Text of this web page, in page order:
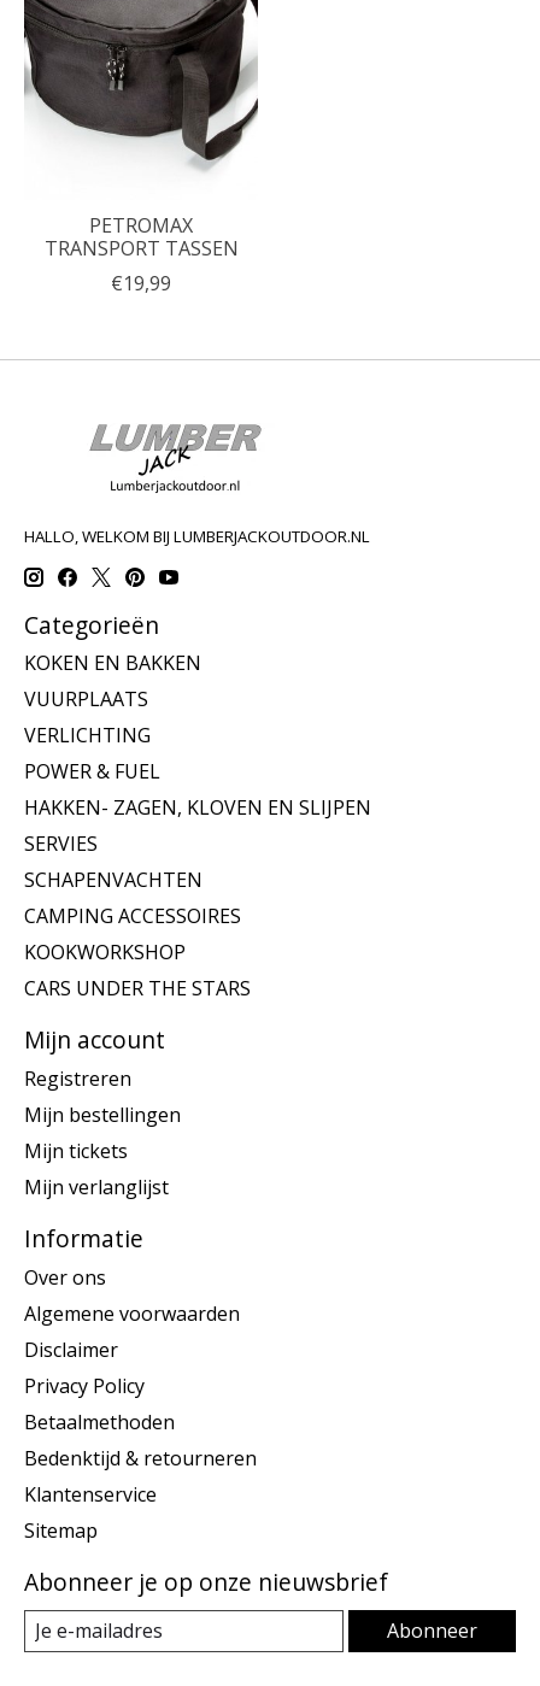
PETROMAX
TRANSPORT TASSEN
€19,99
HALLO, WELKOM BIJ LUMBERJACKOUTDOOR.NL
Categorieën
KOKEN EN BAKKEN
VUURPLAATS
VERLICHTING
POWER & FUEL
HAKKEN- ZAGEN, KLOVEN EN SLIJPEN
SERVIES
SCHAPENVACHTEN
CAMPING ACCESSOIRES
KOOKWORKSHOP
CARS UNDER THE STARS
Mijn account
Registreren
Mijn bestellingen
Mijn tickets
Mijn verlanglijst
Informatie
Over ons
Algemene voorwaarden
Disclaimer
Privacy Policy
Betaalmethoden
Bedenktijd & retourneren
Klantenservice
Sitemap
Abonneer je op onze nieuwsbrief
Abonneer